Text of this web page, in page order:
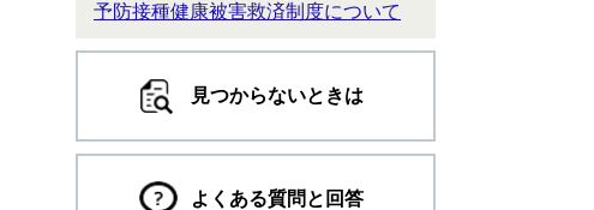
予防接種健康被害救済制度について
見つからないときは
よくある質問と回答